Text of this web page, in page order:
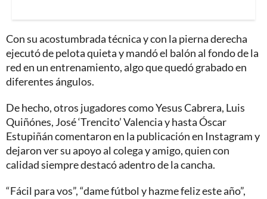
Con su acostumbrada técnica y con la pierna derecha
ejecutó de pelota quieta y mandó el balón al fondo de la
red en un entrenamiento, algo que quedó grabado en
diferentes ángulos.
De hecho, otros jugadores como Yesus Cabrera, Luis
Quiñónes, José ‘Trencito’ Valencia y hasta Óscar
Estupiñán comentaron en la publicación en Instagram y
dejaron ver su apoyo al colega y amigo, quien con
calidad siempre destacó adentro de la cancha.
“Fácil para vos”, “dame fútbol y hazme feliz este año”,